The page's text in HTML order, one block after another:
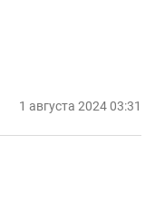
1 августа 2024 03:31